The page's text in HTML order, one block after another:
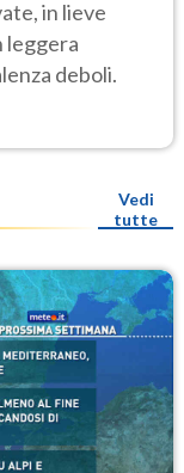
in lieve
leggera
deboli.
Vedi
tutte